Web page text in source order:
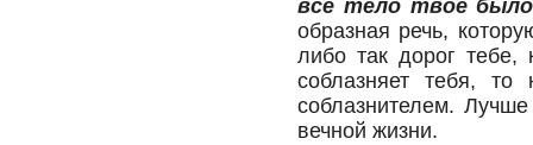
все тело твое
образная речь,
либо так дорог тебе,
соблазняет тебя,
соблазнителем.
вечной жизни.